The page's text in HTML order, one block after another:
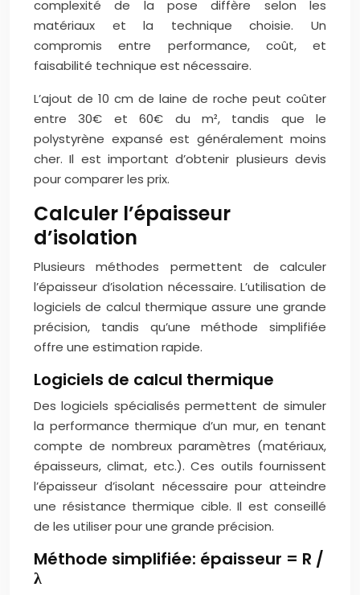
complexité de la pose diffère selon les
matériaux et la technique choisie. Un
compromis entre performance, coût, et
faisabilité technique est nécessaire.
L’ajout de 10 cm de laine de roche peut coûter
entre 30€ et 60€ du m², tandis que le
polystyrène expansé est généralement moins
cher. Il est important d’obtenir plusieurs devis
pour comparer les prix.
Calculer l’épaisseur
d’isolation
Plusieurs méthodes permettent de calculer
l’épaisseur d’isolation nécessaire. L’utilisation de
logiciels de calcul thermique assure une grande
précision, tandis qu’une méthode simplifiée
offre une estimation rapide.
Logiciels de calcul thermique
Des logiciels spécialisés permettent de simuler
la performance thermique d’un mur, en tenant
compte de nombreux paramètres (matériaux,
épaisseurs, climat, etc.). Ces outils fournissent
l’épaisseur d’isolant nécessaire pour atteindre
une résistance thermique cible. Il est conseillé
de les utiliser pour une grande précision.
Méthode simplifiée: épaisseur = R /
λ